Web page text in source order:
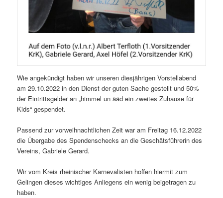
Wie angekündigt haben wir unseren diesjährigen Vorstellabend
am 29.10.2022 in den Dienst der guten Sache gestellt und 50%
der Eintrittsgelder an „himmel un ääd ein zweites Zuhause für
Kids“ gespendet.
Passend zur vorweihnachtlichen Zeit war am Freitag 16.12.2022
die Übergabe des Spendenschecks an die Geschätsführerin des
Vereins, Gabriele Gerard.
Wir vom Kreis rheinischer Karnevalisten hoffen hiermit zum
Gelingen dieses wichtiges Anliegens ein wenig beigetragen zu
haben.